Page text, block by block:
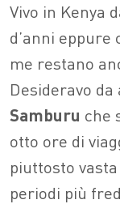
Vivo in Kenya
d’anni
me restano
Desideravo
Samburu che
otto ore di
piuttosto
periodi più